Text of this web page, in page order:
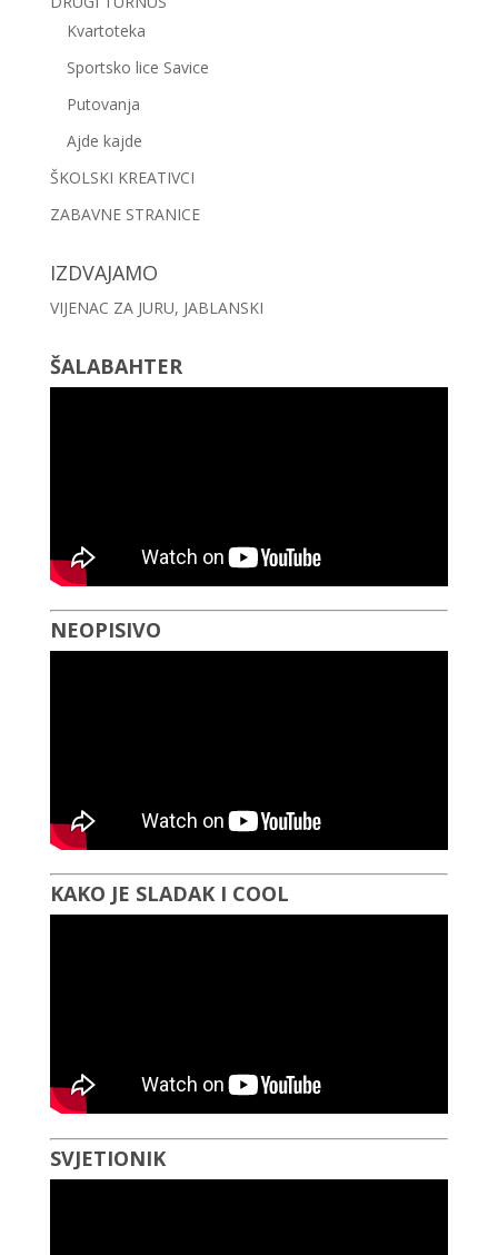
Kvartoteka
Sportsko lice Savice
Putovanja
Ajde kajde
ŠKOLSKI KREATIVCI
ZABAVNE STRANICE
IZDVAJAMO
VIJENAC ZA JURU, JABLANSKI
ŠALABAHTER
NEOPISIVO
KAKO JE SLADAK I COOL
SVJETIONIK